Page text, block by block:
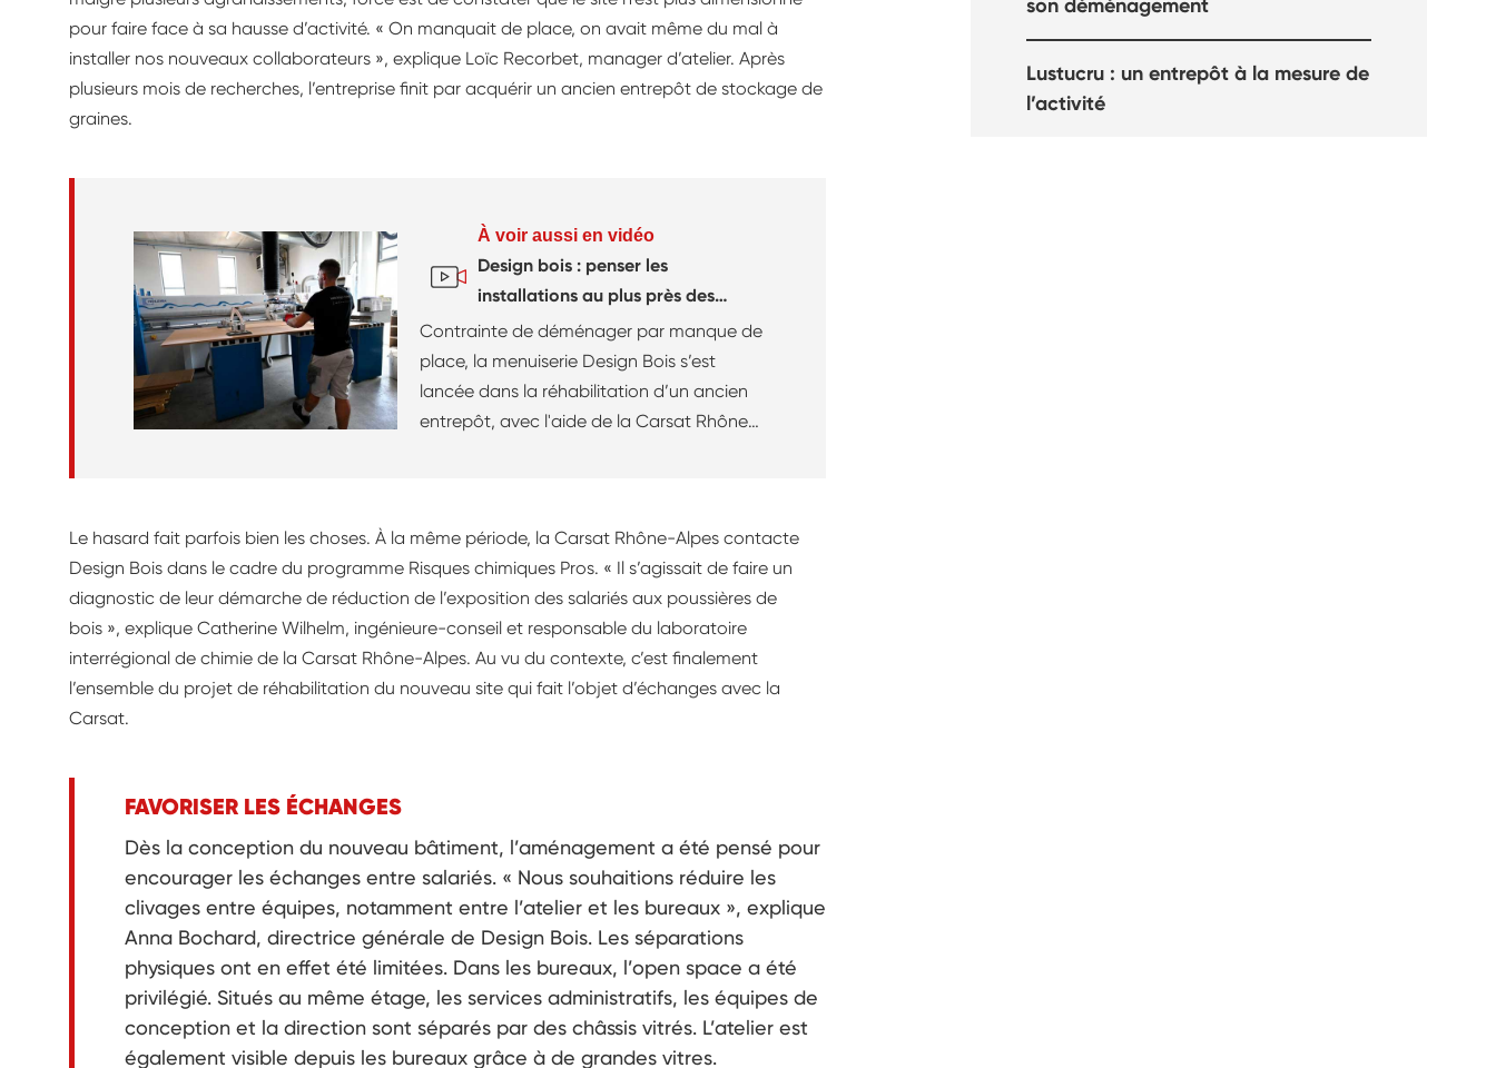
pour faire face à sa hausse d’activité. « On manquait de place, on avait même du mal à
installer nos nouveaux collaborateurs », explique Loïc Recorbet, manager d’atelier. Après
plusieurs mois de recherches, l’entreprise finit par acquérir un ancien entrepôt de stockage de
graines.
À voir aussi en vidéo
Design bois : penser les
installations au plus près des
activités
Contrainte de déménager par manque de
place, la menuiserie Design Bois s’est
lancée dans la réhabilitation d’un ancien
entrepôt, avec l'aide de la Carsat Rhône-
productivité et des conditions de travail.
Un pari réussi.
Le hasard fait parfois bien les choses. À la même période, la Carsat Rhône-Alpes contacte
Design Bois dans le cadre du programme Risques chimiques Pros. « Il s’agissait de faire un
diagnostic de leur démarche de réduction de l’exposition des salariés aux poussières de
bois », explique Catherine Wilhelm, ingénieure-conseil et responsable du laboratoire
interrégional de chimie de la Carsat Rhône-Alpes. Au vu du contexte, c’est finalement
l’ensemble du projet de réhabilitation du nouveau site qui fait l’objet d’échanges avec la
Carsat.
FAVORISER LES ÉCHANGES
Dès la conception du nouveau bâtiment, l’aménagement a été pensé pour
encourager les échanges entre salariés. « Nous souhaitions réduire les
clivages entre équipes, notamment entre l’atelier et les bureaux », explique
Anna Bochard, directrice générale de Design Bois. Les séparations
physiques ont en effet été limitées. Dans les bureaux, l’open space a été
privilégié. Situés au même étage, les services administratifs, les équipes de
conception et la direction sont séparés par des châssis vitrés. L’atelier est
également visible depuis les bureaux grâce à de grandes vitres.
son déménagement
Lustucru : un entrepôt à la mesure de
l’activité